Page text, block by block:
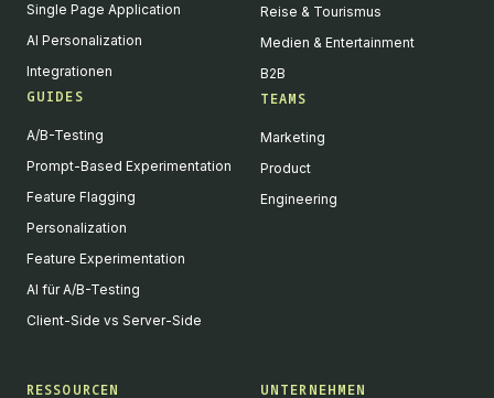
Single Page Application
AI Personalization
Integrationen
GUIDES
A/B-Testing
Prompt-Based Experimentation
Feature Flagging
Personalization
Feature Experimentation
AI für A/B-Testing
Client-Side vs Server-Side
Reise & Tourismus
Medien & Entertainment
B2B
TEAMS
Marketing
Product
Engineering
RESSOURCEN UNTERNEHMEN